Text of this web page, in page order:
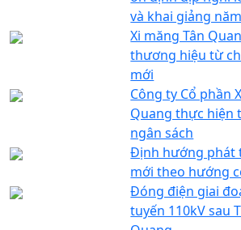
và khai giảng
Xi măng Tân
thương hiệu từ
mới
Công ty Cổ phần
Quang thực hiện
ngân sách
Định hướng phát
mới theo hướng
Đóng điện giai
tuyến 110kV sau